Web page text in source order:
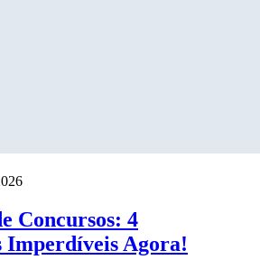
Concursos: 4
Imperdíveis Agora!